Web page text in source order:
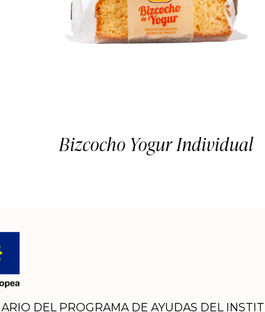
Bizcocho Yogur Individual
DEL PROGRAMA DE AYUDAS DEL